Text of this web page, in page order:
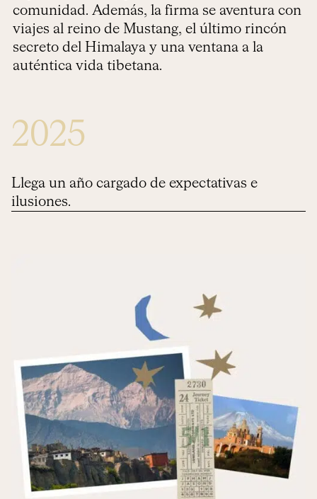
comunidad. Además, la firma se aventura con
viajes al reino de Mustang, el último rincón
secreto del Himalaya y una ventana a la
auténtica vida tibetana.
2025
Llega un año cargado de expectativas e
ilusiones.